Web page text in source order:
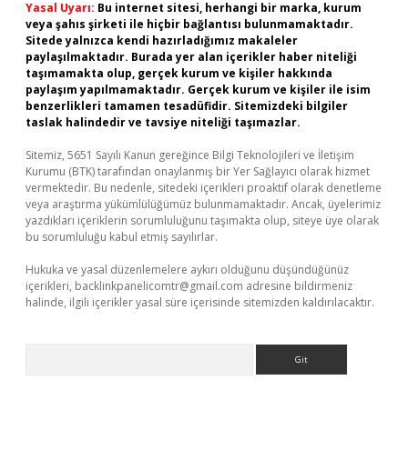
Yasal Uyarı: Bu internet sitesi, herhangi bir marka, kurum
veya şahıs şirketi ile hiçbir bağlantısı bulunmamaktadır.
Sitede yalnızca kendi hazırladığımız makaleler
paylaşılmaktadır. Burada yer alan içerikler haber niteliği
taşımamakta olup, gerçek kurum ve kişiler hakkında
paylaşım yapılmamaktadır. Gerçek kurum ve kişiler ile isim
benzerlikleri tamamen tesadüfidir. Sitemizdeki bilgiler
taslak halindedir ve tavsiye niteliği taşımazlar.
Sitemiz, 5651 Sayılı Kanun gereğince Bilgi Teknolojileri ve İletişim
Kurumu (BTK) tarafından onaylanmış bir Yer Sağlayıcı olarak hizmet
vermektedir. Bu nedenle, sitedeki içerikleri proaktif olarak denetleme
veya araştırma yükümlülüğümüz bulunmamaktadır. Ancak, üyelerimiz
yazdıkları içeriklerin sorumluluğunu taşımakta olup, siteye üye olarak
bu sorumluluğu kabul etmiş sayılırlar.
Hukuka ve yasal düzenlemelere aykırı olduğunu düşündüğünüz
içerikleri, backlinkpanelicomtr@gmail.com adresine bildirmeniz
halinde, ilgili içerikler yasal süre içerisinde sitemizden kaldırılacaktır.